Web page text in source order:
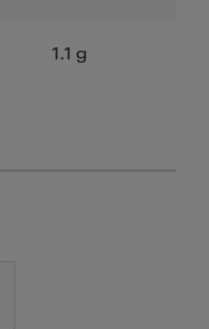
1.1 g